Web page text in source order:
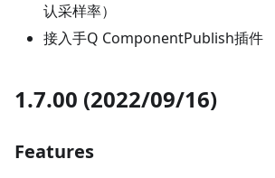
认采样率）
接入手Q ComponentPublish插件
1.7.00 (2022/09/16)
Features